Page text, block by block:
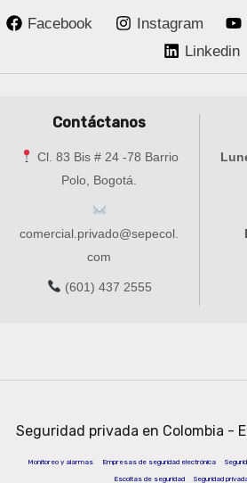
Facebook Instagram
Linkedin
Contáctanos
Cl. 83 Bis # 24 -78 Barrio
Polo, Bogotá.
comercial.privado@sepecol.
com
(601) 437 2555
Seguridad privada en Colombia -
Monitoreo y alarmas Empresas de seguridad electrónica
Escoltas de seguridad Seguridad